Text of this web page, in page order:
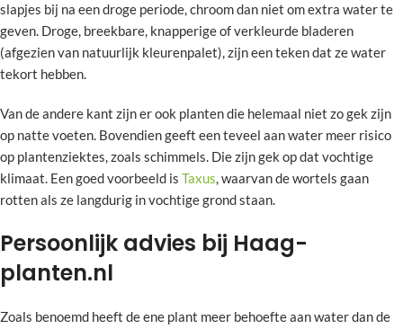
slapjes bij na een droge periode, chroom dan niet om extra water te
geven. Droge, breekbare, knapperige of verkleurde bladeren
(afgezien van natuurlijk kleurenpalet), zijn een teken dat ze water
tekort hebben.
Van de andere kant zijn er ook planten die helemaal niet zo gek zijn
op natte voeten. Bovendien geeft een teveel aan water meer risico
op plantenziektes, zoals schimmels. Die zijn gek op dat vochtige
klimaat. Een goed voorbeeld is Taxus, waarvan de wortels gaan
rotten als ze langdurig in vochtige grond staan.
Persoonlijk advies bij Haag-
planten.nl
Zoals benoemd heeft de ene plant meer behoefte aan water dan de